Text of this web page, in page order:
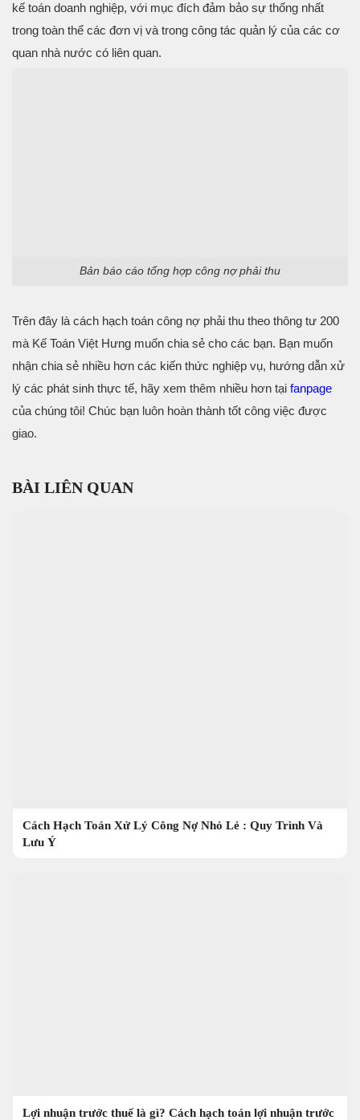
kế toán doanh nghiệp, với mục đích đảm bảo sự thống nhất
trong toàn thể các đơn vị và trong công tác quản lý của các cơ
quan nhà nước có liên quan.
Bản báo cáo tổng hợp công nợ phải thu
Trên đây là cách hạch toán công nợ phải thu theo thông tư 200
mà Kế Toán Việt Hưng muốn chia sẻ cho các bạn. Bạn muốn
nhận chia sẻ nhiều hơn các kiến thức nghiệp vụ, hướng dẫn xử
lý các phát sinh thực tế, hãy xem thêm nhiều hơn tại fanpage
của chúng tôi! Chúc bạn luôn hoàn thành tốt công việc được
giao.
BÀI LIÊN QUAN
Cách Hạch Toán Xử Lý Công Nợ Nhỏ Lẻ : Quy Trình Và
Lưu Ý
Lợi nhuận trước thuế là gì? Cách hạch toán lợi nhuận trước